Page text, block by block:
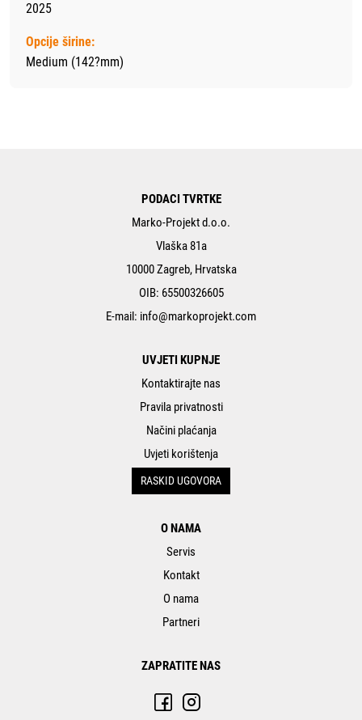
2025
Opcije širine:
Medium (142?mm)
PODACI TVRTKE
Marko-Projekt d.o.o.
Vlaška 81a
10000 Zagreb, Hrvatska
OIB: 65500326605
E-mail: info@markoprojekt.com
UVJETI KUPNJE
Kontaktirajte nas
Pravila privatnosti
Načini plaćanja
Uvjeti korištenja
RASKID UGOVORA
O NAMA
Servis
Kontakt
O nama
Partneri
ZAPRATITE NAS